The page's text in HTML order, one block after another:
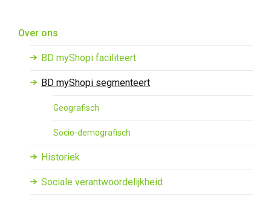
Over ons
BD myShopi faciliteert
BD myShopi segmenteert
Geografisch
Socio-demografisch
Historiek
Sociale verantwoordelijkheid